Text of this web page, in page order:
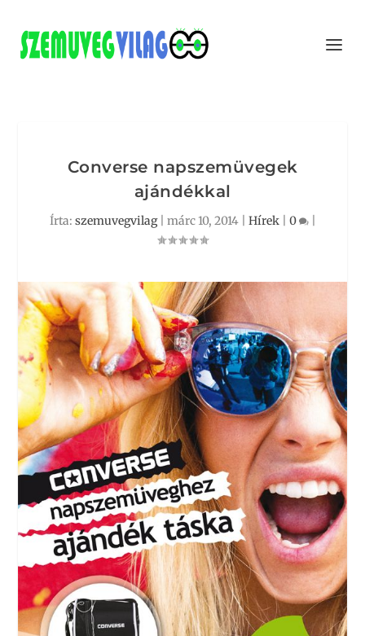
Converse napszemüvegek
ajándékkal
Írta: szemuvegvilag| márc 10, 2014| Hírek| 0 |